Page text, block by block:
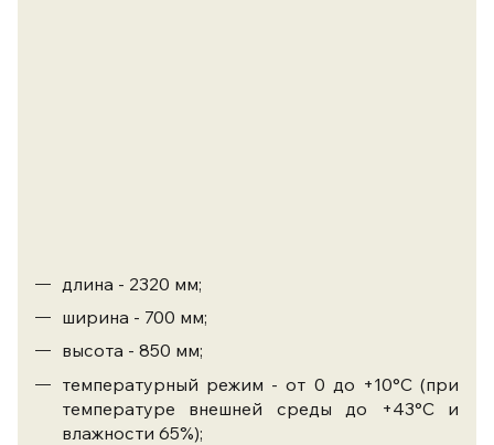
длина - 2320 мм;
ширина - 700 мм;
высота - 850 мм;
температурный режим - от 0 до +10°С (при
температуре внешней среды до +43°C и
влажности 65%);